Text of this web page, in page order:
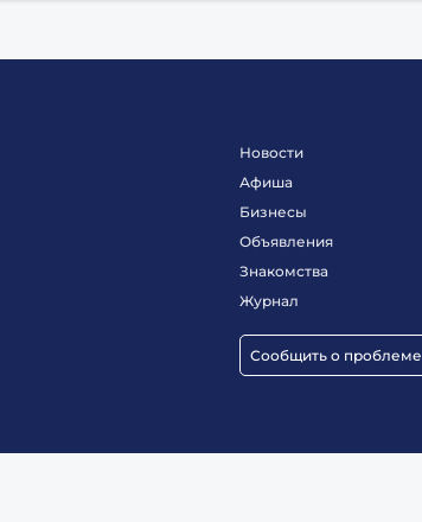
Новости
Афиша
Бизнесы
Объявления
Знакомства
Журнал
Сообщить о проблеме